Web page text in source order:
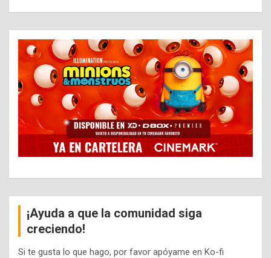
¡Ayuda a que la comunidad siga
creciendo!
Si te gusta lo que hago, por favor apóyame en Ko-fi